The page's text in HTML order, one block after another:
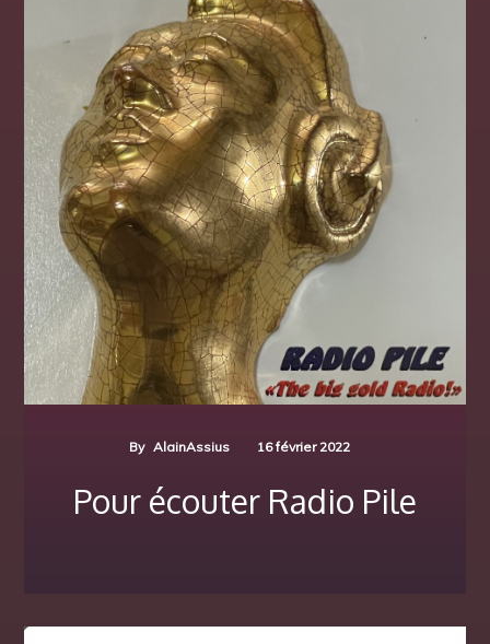
By AlainAssius 16 février 2022
Pour écouter Radio Pile